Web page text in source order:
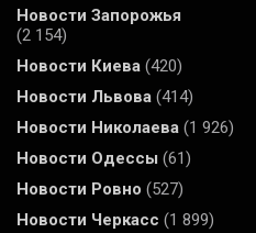
Новости Запорожья
(2 154)
Новости Киева (420)
Новости Львова (414)
Новости Николаева (1 926)
Новости Одессы (61)
Новости Ровно (527)
Новости Черкасс (1 899)